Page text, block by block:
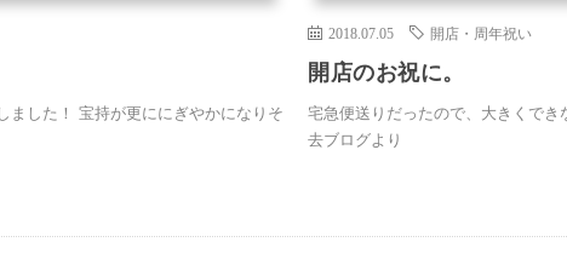
ました！ 宝持が更ににぎやかになりそ
2018.07.05 開店・周年祝い
開店のお祝に。
宅急便送りだったので、大きくで
去ブログより